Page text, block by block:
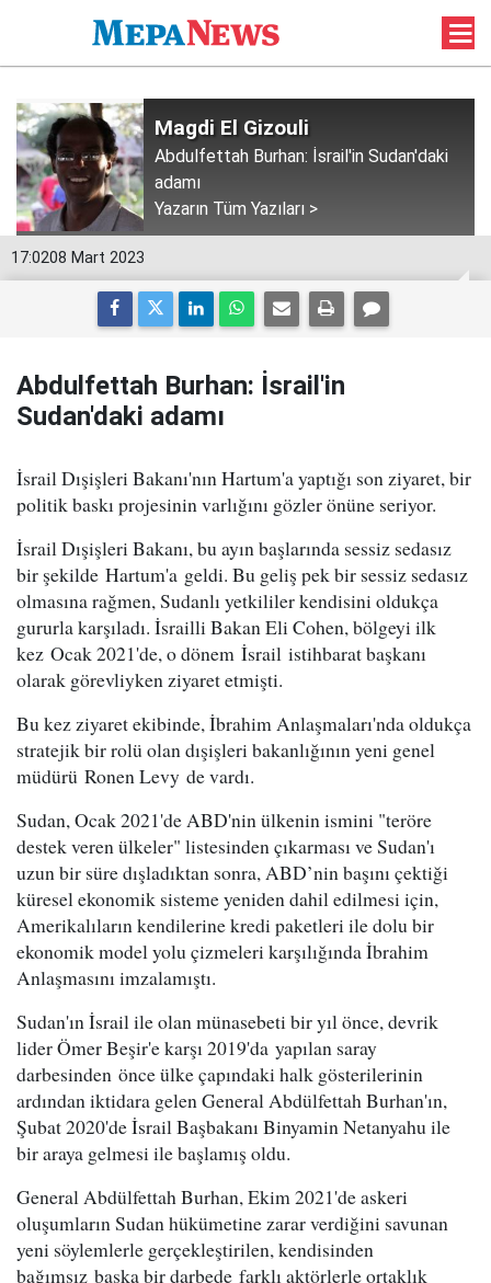
Magdi El Gizouli
Abdulfettah Burhan: İsrail'in Sudan'daki
adamı
Yazarın Tüm Yazıları >
17:0208 Mart 2023
Abdulfettah Burhan: İsrail'in
Sudan'daki adamı
İsrail Dışişleri Bakanı'nın Hartum'a yaptığı son ziyaret, bir
politik baskı projesinin varlığını gözler önüne seriyor.
İsrail Dışişleri Bakanı, bu ayın başlarında sessiz sedasız
bir şekilde Hartum'a geldi. Bu geliş pek bir sessiz sedasız
olmasına rağmen, Sudanlı yetkililer kendisini oldukça
gururla karşıladı. İsrailli Bakan Eli Cohen, bölgeyi ilk
kez Ocak 2021'de, o dönem İsrail istihbarat başkanı
olarak görevliyken ziyaret etmişti.
Bu kez ziyaret ekibinde, İbrahim Anlaşmaları'nda oldukça
stratejik bir rolü olan dışişleri bakanlığının yeni genel
müdürü Ronen Levy de vardı.
Sudan, Ocak 2021'de ABD'nin ülkenin ismini "teröre
destek veren ülkeler" listesinden çıkarması ve Sudan'ı
uzun bir süre dışladıktan sonra, ABD’nin başını çektiği
küresel ekonomik sisteme yeniden dahil edilmesi için,
Amerikalıların kendilerine kredi paketleri ile dolu bir
ekonomik model yolu çizmeleri karşılığında İbrahim
Anlaşmasını imzalamıştı.
Sudan'ın İsrail ile olan münasebeti bir yıl önce, devrik
lider Ömer Beşir'e karşı 2019'da yapılan saray
darbesinden önce ülke çapındaki halk gösterilerinin
ardından iktidara gelen General Abdülfettah Burhan'ın,
Şubat 2020'de İsrail Başbakanı Binyamin Netanyahu ile
bir araya gelmesi ile başlamış oldu.
General Abdülfettah Burhan, Ekim 2021'de askeri
oluşumların Sudan hükümetine zarar verdiğini savunan
yeni söylemlerle gerçekleştirilen, kendisinden
bağımsız başka bir darbede farklı aktörlerle ortaklık